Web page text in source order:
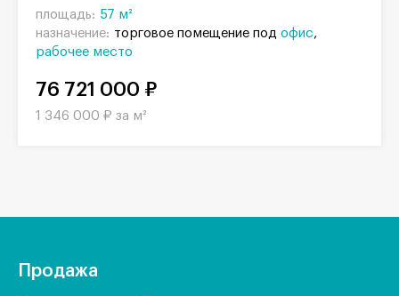
площадь: 57 м²
назначение: торговое помещение под офис
рабочее место
76 721 000 ₽
1 346 000 ₽ за м²
Продажа